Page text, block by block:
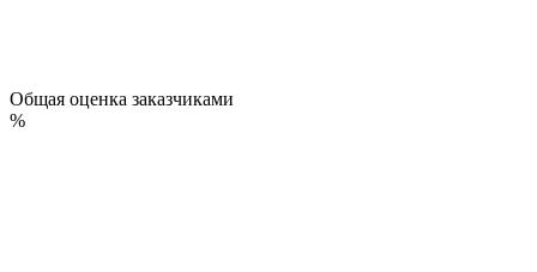
Общая оценка заказчиками
%